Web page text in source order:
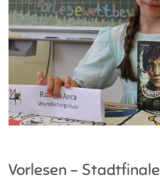
Vorlesen - Stadtfinale